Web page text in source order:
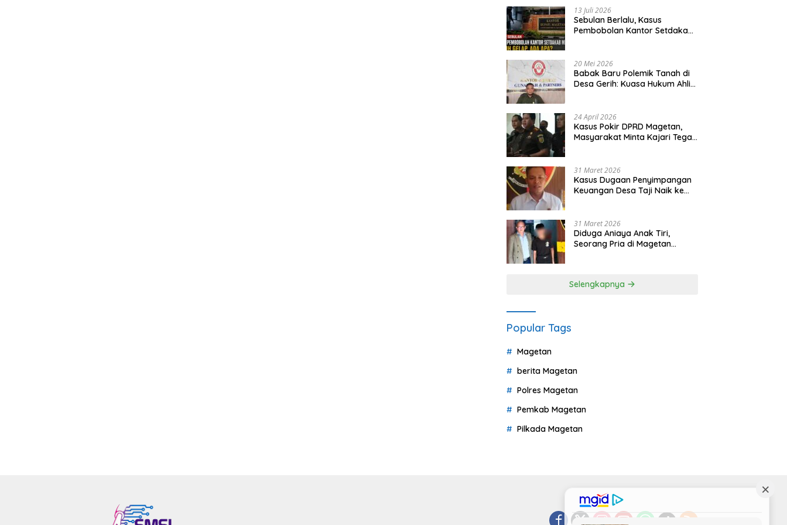
13 Juli 2026
Sebulan Berlalu, Kasus
Pembobolan Kantor Setdakab
20 Mei 2026
Babak Baru Polemik Tanah di
Desa Gerih: Kuasa Hukum Ahli
24 April 2026
Kasus Pokir DPRD Magetan,
Masyarakat Minta Kajari Tegak
31 Maret 2026
Kasus Dugaan Penyimpangan
Keuangan Desa Taji Naik ke
31 Maret 2026
Diduga Aniaya Anak Tiri,
Seorang Pria di Magetan
Selengkapnya
Popular Tags
Magetan
berita Magetan
Polres Magetan
Pemkab Magetan
Pilkada Magetan